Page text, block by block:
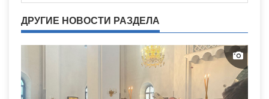
ДРУГИЕ НОВОСТИ РАЗДЕЛА